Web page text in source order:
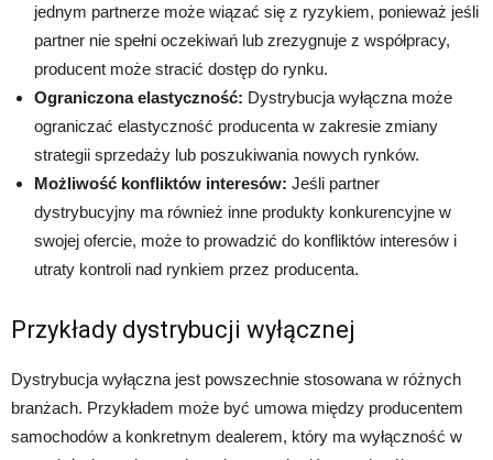
jednym partnerze może wiązać się z ryzykiem, ponieważ jeśli
partner nie spełni oczekiwań lub zrezygnuje z współpracy,
producent może stracić dostęp do rynku.
Ograniczona elastyczność: Dystrybucja wyłączna może
ograniczać elastyczność producenta w zakresie zmiany
strategii sprzedaży lub poszukiwania nowych rynków.
Możliwość konfliktów interesów: Jeśli partner
dystrybucyjny ma również inne produkty konkurencyjne w
swojej ofercie, może to prowadzić do konfliktów interesów i
utraty kontroli nad rynkiem przez producenta.
Przykłady dystrybucji wyłącznej
Dystrybucja wyłączna jest powszechnie stosowana w różnych
branżach. Przykładem może być umowa między producentem
samochodów a konkretnym dealerem, który ma wyłączność w